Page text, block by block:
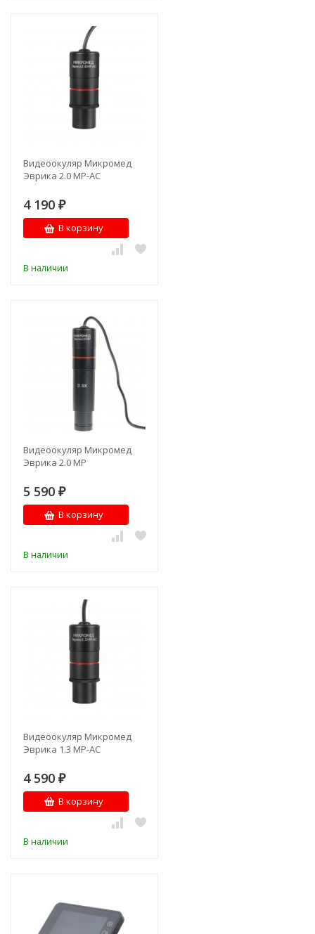
Видеоокуляр Микромед
Эврика 2.0 MP-AC
4 190 ₽
В корзину
В наличии
Видеоокуляр Микромед
Эврика 2.0 MP
5 590 ₽
В корзину
В наличии
Видеоокуляр Микромед
Эврика 1.3 МР-AC
4 590 ₽
В корзину
В наличии